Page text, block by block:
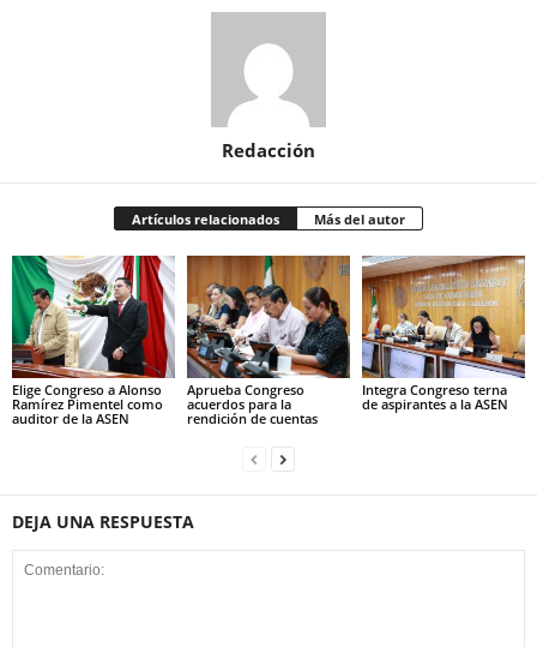
Redacción
Artículos relacionados Más del autor
Elige Congreso a Alonso
Ramírez Pimentel como
auditor de la ASEN
Aprueba Congreso
acuerdos para la
rendición de cuentas
Integra Congreso terna
de aspirantes a la ASEN
DEJA UNA RESPUESTA